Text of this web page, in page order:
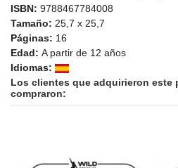
ISBN: 9788467784008
Tamaño: 25,7 x 25,7
Páginas: 16
Edad: A partir de 12 años
Idiomas:
Los clientes que adquirieron este
compraron: